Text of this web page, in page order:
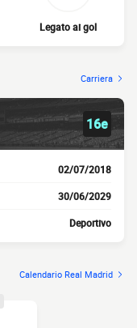
Legato ai gol
Carriera
16e
02/07/2018
30/06/2029
Deportivo
Calendario Real Madrid